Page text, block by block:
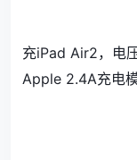
充iPad Air2，电
Apple 2.4A充电模